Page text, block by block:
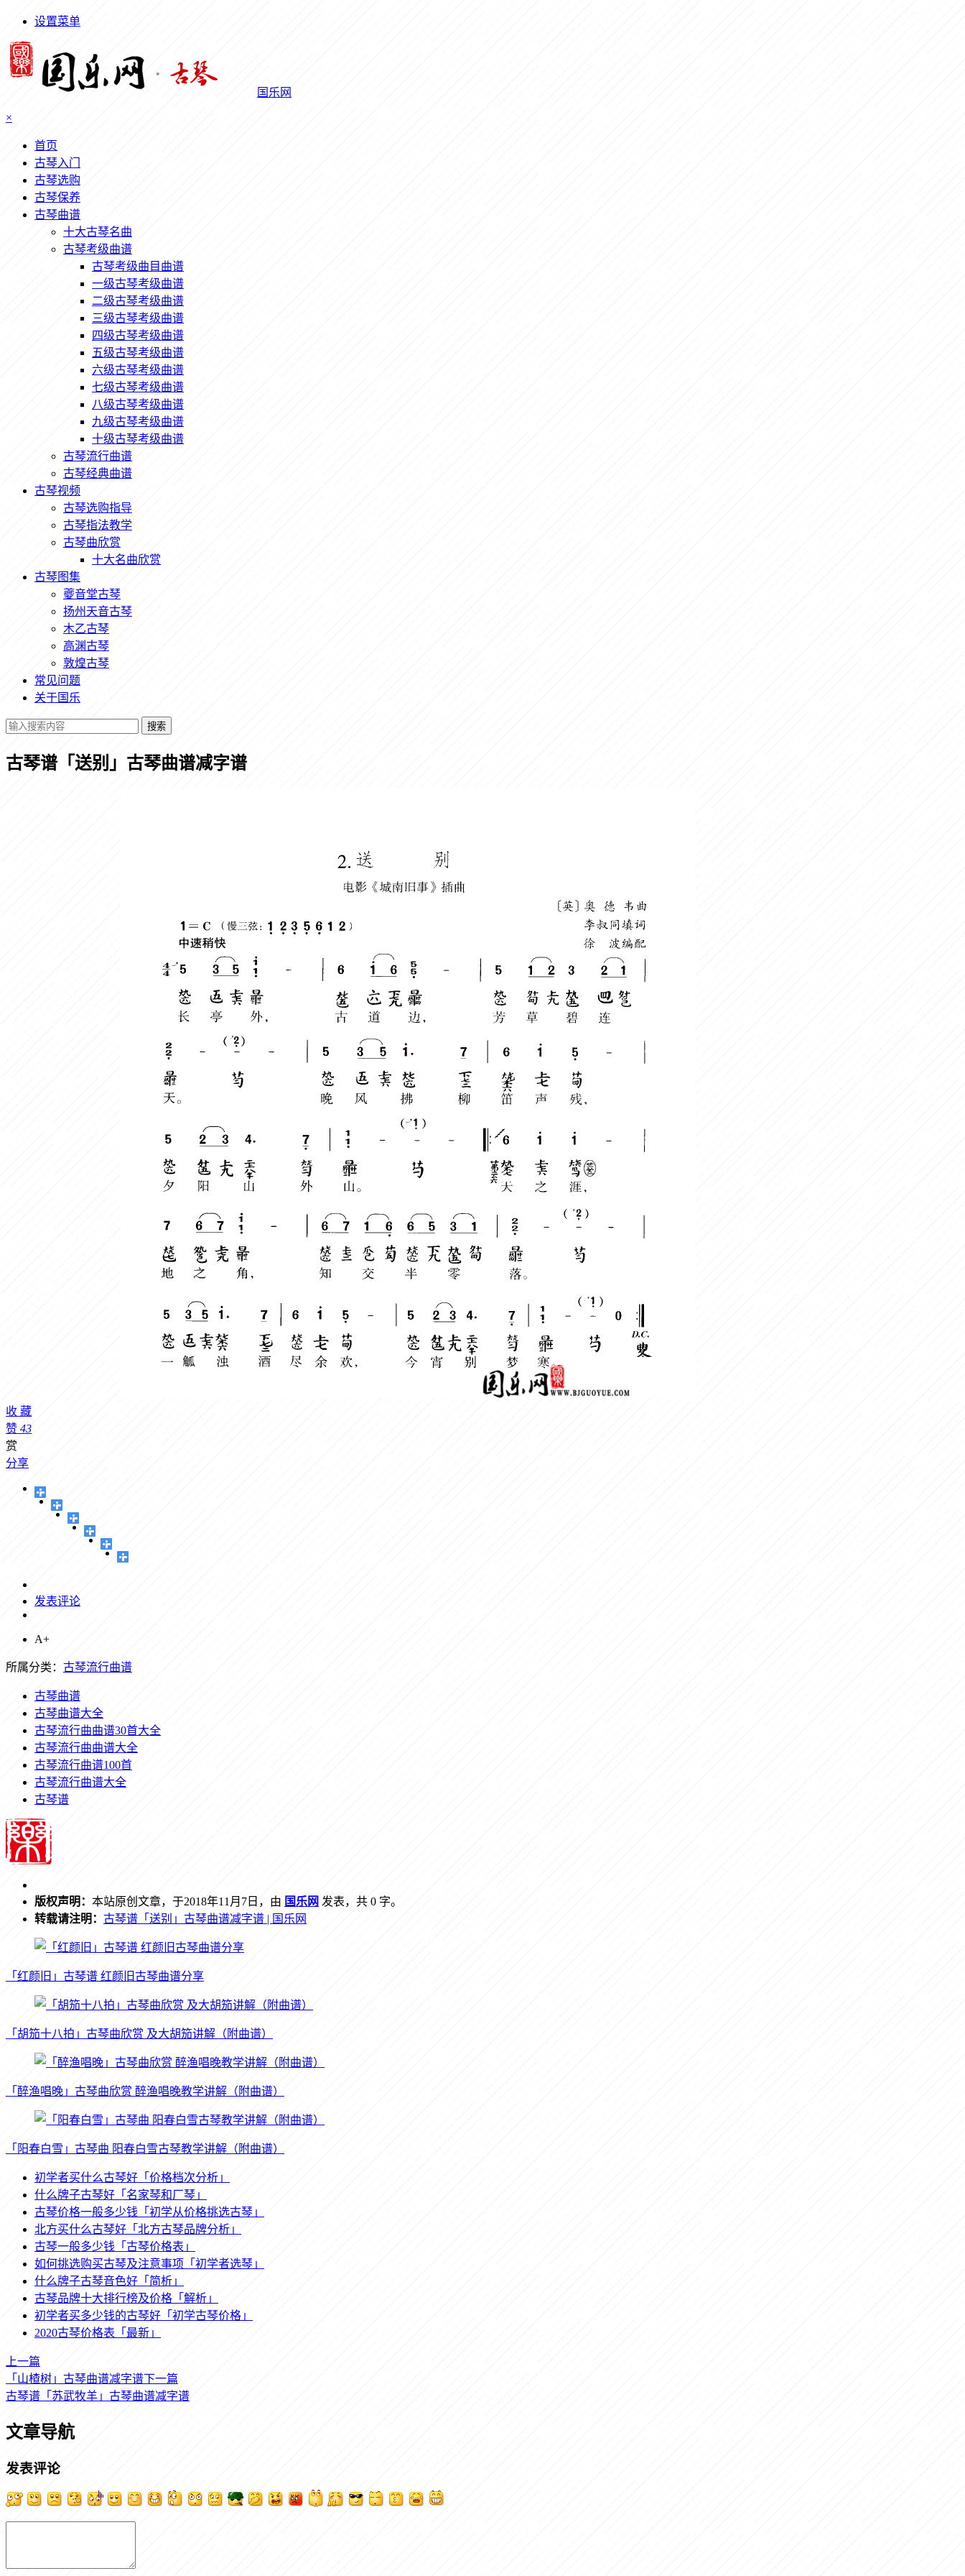
设置菜单
国乐网
×
首页
古琴入门
古琴选购
古琴保养
古琴曲谱
十大古琴名曲
古琴考级曲谱
古琴考级曲目曲谱
一级古琴考级曲谱
二级古琴考级曲谱
三级古琴考级曲谱
四级古琴考级曲谱
五级古琴考级曲谱
六级古琴考级曲谱
七级古琴考级曲谱
八级古琴考级曲谱
九级古琴考级曲谱
十级古琴考级曲谱
古琴流行曲谱
古琴经典曲谱
古琴视频
古琴选购指导
古琴指法教学
古琴曲欣赏
十大名曲欣赏
古琴图集
夔音堂古琴
扬州天音古琴
木乙古琴
高渊古琴
敦煌古琴
常见问题
关于国乐
搜索
古琴谱「送别」古琴曲谱减字谱
收 藏
赞 43
赏
分享
发表评论
A+
所属分类： 古琴流行曲谱
古琴曲谱
古琴曲谱大全
古琴流行曲曲谱30首大全
古琴流行曲曲谱大全
古琴流行曲谱100首
古琴流行曲谱大全
古琴谱
版权声明： 本站原创文章，于2018年11月7日，由 国乐网 发表，共 0 字。
转载请注明： 古琴谱「送别」古琴曲谱减字谱 | 国乐网
「红颜旧」古琴谱 红颜旧古琴曲谱分享
「胡笳十八拍」古琴曲欣赏 及大胡笳讲解（附曲谱）
「醉渔唱晚」古琴曲欣赏 醉渔唱晚教学讲解（附曲谱）
「阳春白雪」古琴曲 阳春白雪古琴教学讲解（附曲谱）
初学者买什么古琴好「价格档次分析」
什么牌子古琴好「名家琴和厂琴」
古琴价格一般多少钱「初学从价格挑选古琴」
北方买什么古琴好「北方古琴品牌分析」
古琴一般多少钱「古琴价格表」
如何挑选购买古琴及注意事项「初学者选琴」
什么牌子古琴音色好「简析」
古琴品牌十大排行榜及价格「解析」
初学者买多少钱的古琴好「初学古琴价格」
2020古琴价格表「最新」
上一篇
「山楂树」古琴曲谱减字谱下一篇
古琴谱「苏武牧羊」古琴曲谱减字谱
文章导航
发表评论